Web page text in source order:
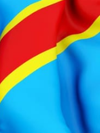
إقتصاد
منوعات
كأس العالم
البرامج